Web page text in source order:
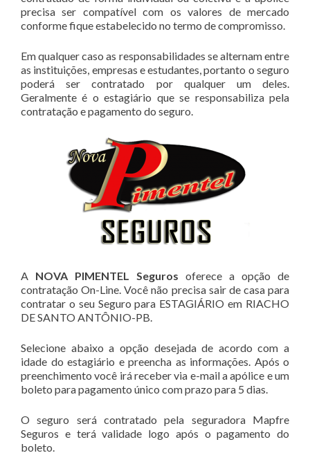
precisa ser compatível com os valores de mercado
conforme fique estabelecido no termo de compromisso.
Em qualquer caso as responsabilidades se alternam entre
as instituições, empresas e estudantes, portanto o seguro
poderá ser contratado por qualquer um deles.
Geralmente é o estagiário que se responsabiliza pela
contratação e pagamento do seguro.
A NOVA PIMENTEL Seguros oferece a opção de
contratação On-Line. Você não precisa sair de casa para
contratar o seu Seguro para ESTAGIÁRIO em RIACHO
DE SANTO ANTÔNIO-PB.
Selecione abaixo a opção desejada de acordo com a
idade do estagiário e preencha as informações. Após o
preenchimento você irá receber via e-mail a apólice e um
boleto para pagamento único com prazo para 5 dias.
O seguro será contratado pela seguradora Mapfre
Seguros e terá validade logo após o pagamento do
boleto.